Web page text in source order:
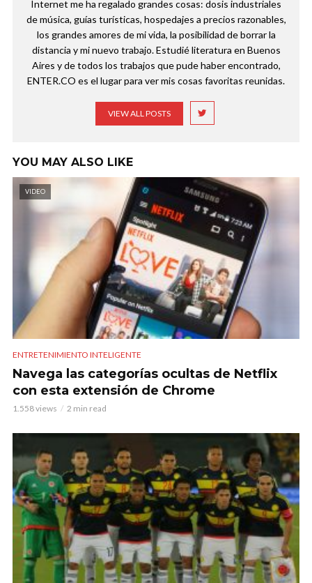
Internet me ha regalado grandes cosas: dosis industriales
de música, guías turísticas, hospedajes a precios razonables,
los grandes amores de mi vida, la posibilidad de borrar la
distancia y mi nuevo trabajo. Estudié literatura en Buenos
Aires y de todos los trabajos que pude haber encontrado,
ENTER.CO es el lugar para ver mis cosas favoritas reunidas.
VIEW ALL POSTS
YOU MAY ALSO LIKE
VIDEO
ENTRETENIMIENTO INTELIGENTE
Navega las categorías ocultas de Netflix
con esta extensión de Chrome
1.558 views 2 min read